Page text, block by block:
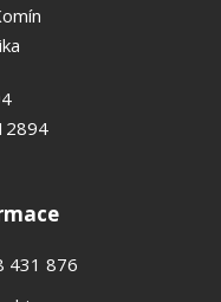
431 876